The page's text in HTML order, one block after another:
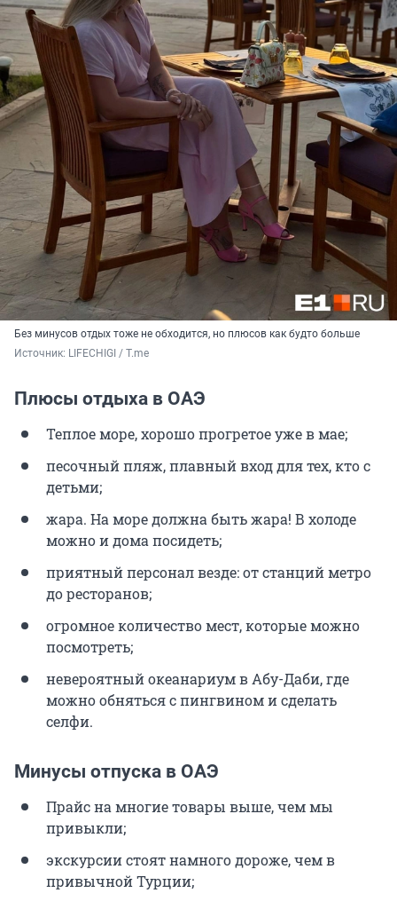
Без минусов отдых тоже не обходится, но плюсов как будто больше
Источник: LIFECHIGI / Т.me
Плюсы отдыха в ОАЭ
Теплое море, хорошо прогретое уже в мае;
песочный пляж, плавный вход для тех, кто с
детьми;
жара. На море должна быть жара! В холоде
можно и дома посидеть;
приятный персонал везде: от станций метро
до ресторанов;
огромное количество мест, которые можно
посмотреть;
невероятный океанариум в Абу-Даби, где
можно обняться с пингвином и сделать
селфи.
Минусы отпуска в ОАЭ
Прайс на многие товары выше, чем мы
привыкли;
экскурсии стоят намного дороже, чем в
привычной Турции;